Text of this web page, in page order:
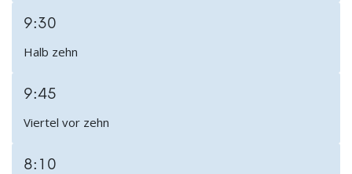
9:30
Halb zehn
9:45
Viertel vor zehn
8:10